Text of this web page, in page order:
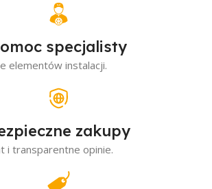
specjalisty
elementów instalacji.
zakupy
i transparentne opinie.